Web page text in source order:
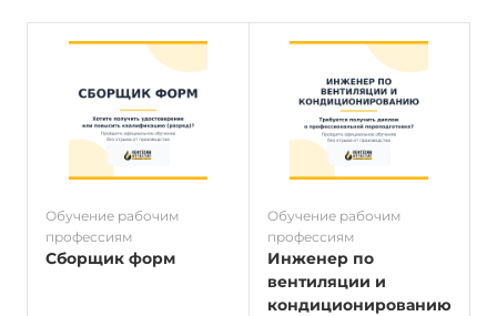
Обучение рабочим
профессиям
Сборщик форм
Обучение рабочим
профессиям
Инженер по
вентиляции и
кондиционированию